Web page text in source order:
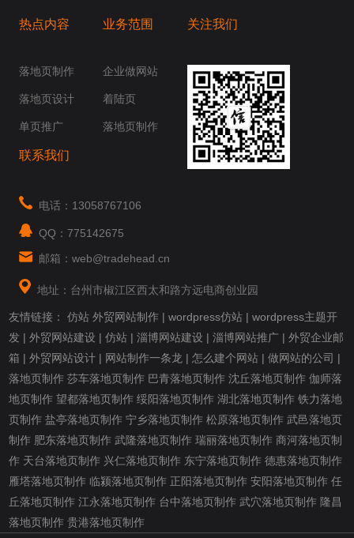
热点内容
落地页制作
落地页设计
单页推广
业务范围
企业做网站
着陆页
落地页制作
关注我们
联系我们
电话：13058767106
QQ：775142675
邮箱：web@tradehead.cn
地址：台州市椒江区西太和路方远电商创业园
友情链接：仿站 外贸网站制作 |wordpress仿站 |wordpress主题开
发 |外贸网站建设 |仿站 |淄博网站建设 |淄博网站推广 |外贸企业邮
箱 |外贸网站设计 | 网站制作一条龙 |怎么建个网站 |做网站的公司 |
落地页制作 莎车落地页制作 巴青落地页制作 沈丘落地页制作 伽师落
地页制作 望都落地页制作 绥阳落地页制作 湖北落地页制作 铁力落地
页制作 盐亭落地页制作 宁乡落地页制作 松原落地页制作 武邑落地页
制作 肥东落地页制作 武隆落地页制作 瑞丽落地页制作 商河落地页制
作 天台落地页制作 兴仁落地页制作 东宁落地页制作 德惠落地页制作
雁塔落地页制作 临颍落地页制作 正阳落地页制作 安阳落地页制作 任
丘落地页制作 江永落地页制作 台中落地页制作 武穴落地页制作 隆昌
落地页制作 贵港落地页制作